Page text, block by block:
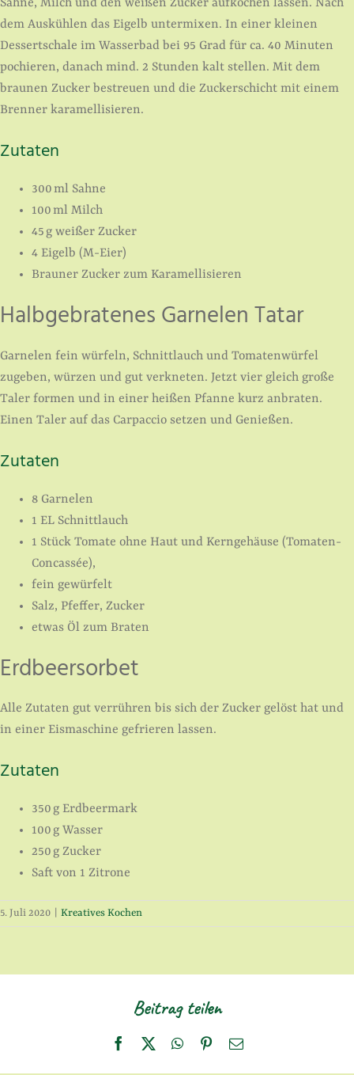
Sahne, Milch und den weißen Zucker auf­kochen lassen. Nach
dem Auskühlen das Eigelb untermixen. In einer kleinen
Dessertschale im Wasserbad bei 95 Grad für ca. 40 Minuten
pochieren, danach mind. 2 Stunden kalt stellen. Mit dem
braunen Zucker bestreuen und die Zuckerschicht mit einem
Brenner karamelli­sieren.
Zutaten
300 ml Sahne
100 ml Milch
45 g weißer Zucker
4 Eigelb (M-Eier)
Brauner Zucker zum Karamellisieren
Halbgebratenes Garnelen Tatar
Garnelen fein würfeln, Schnittlauch und Tomatenwürfel
zugeben, würzen und gut verkneten. Jetzt vier gleich große
Taler formen und in einer heißen Pfanne kurz anbraten.
Einen Taler auf das Carpaccio setzen und Genießen.
Zutaten
8 Garnelen
1 EL Schnittlauch
1 Stück Tomate ohne Haut und Kernge­häuse (Tomaten-
Concassée),
fein gewürfelt
Salz, Pfeffer, Zucker
etwas Öl zum Braten
Erdbeersorbet
Alle Zutaten gut verrühren bis sich der Zucker gelöst hat und
in einer Eismaschine gefrieren lassen.
Zutaten
350 g Erdbeermark
100 g Wasser
250 g Zucker
Saft von 1 Zitrone
5. Juli 2020 Kreatives Kochen
Beitrag teilen
FacebookWhatsApp
Pinterest
E-